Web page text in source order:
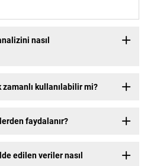
nasıl
zamanlı kullanılabilir mi?
faydalanır?
edilen veriler nasıl